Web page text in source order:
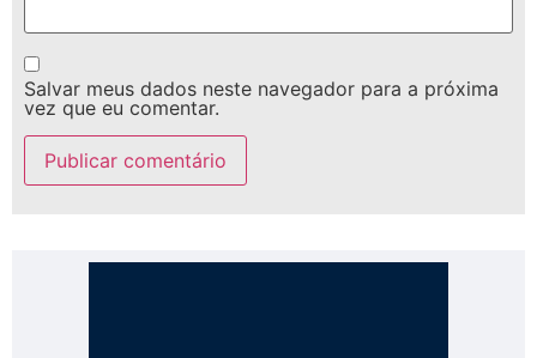
Salvar meus dados neste navegador para a próxima
vez que eu comentar.